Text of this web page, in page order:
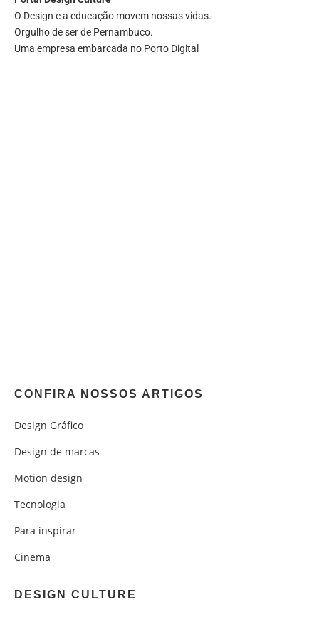
O Design e a educação movem nossas vidas.
Orgulho de ser de Pernambuco.
Uma empresa embarcada no Porto Digital
CONFIRA NOSSOS ARTIGOS
Design Gráfico
Design de marcas
Motion design
Tecnologia
Para inspirar
Cinema
DESIGN CULTURE